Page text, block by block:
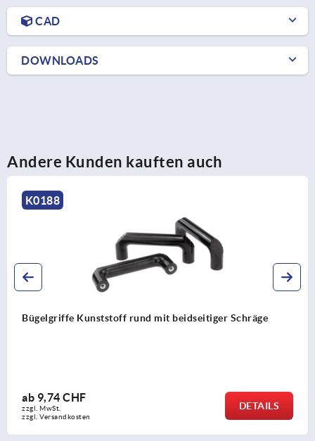
CAD
DOWNLOADS
Andere Kunden kauften auch
Bogengriffe Kunststoff, U-Profil mit Langloch